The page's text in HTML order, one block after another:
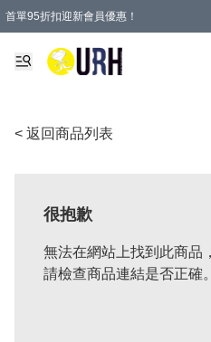
首單95折扣迎新會員優惠！
特選會員可享全單低至 95 折優惠！
單一訂單滿HKD600(澳門HKD800)包郵寄
< 返回商品列表
很抱歉
無法在網站上找到此商品
請檢查商品連結是否正確。